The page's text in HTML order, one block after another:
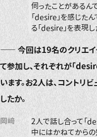
伺ったことがあるん
「desire」を感じた
る「desire」を表現
―― 今回は19名のクリエイ
て参加し、それぞれが「
います。お2人は、コントリ
したか。
岡﨑
2人で話し合って「
中にはかねてからの